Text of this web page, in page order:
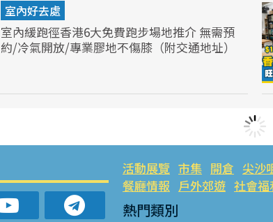
室內好去處
室內緩跑徑香港6大免費跑步場地推介 無需預
約/冷氣開放/專業膠地不傷膝（附交通地址）
活動展覽 市集 開倉 尖沙
餐廳情報 戶外郊遊 社會福
熱門類別